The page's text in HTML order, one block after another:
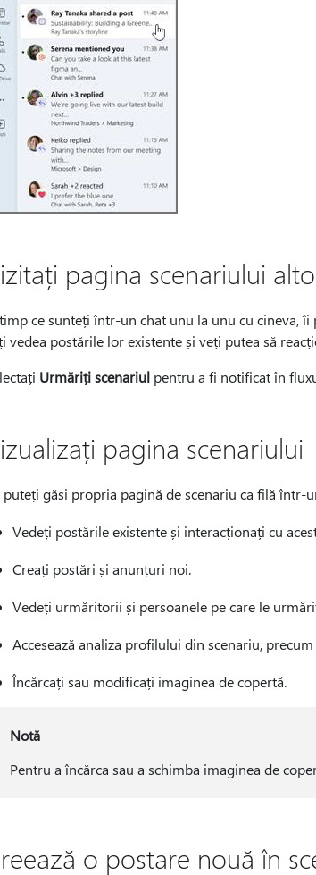
pagina scenariului
ce sunteți într-un chat unu la unu cu cineva, îi
vedea postările lor existente și veți putea să
Urmăriți scenariul pentru a fi notificat în
pagina scenariului
puteți găsi propria pagină de scenariu ca filă într-
Vedeți postările existente și interacționați cu
Creați postări și anunțuri noi.
Vedeți urmăritorii și persoanele pe care le
Accesează analiza profilului din scenariu,
Încărcați sau modificați imaginea de copertă.
Notă
Pentru a încărca sau a schimba imaginea de
o postare nouă în